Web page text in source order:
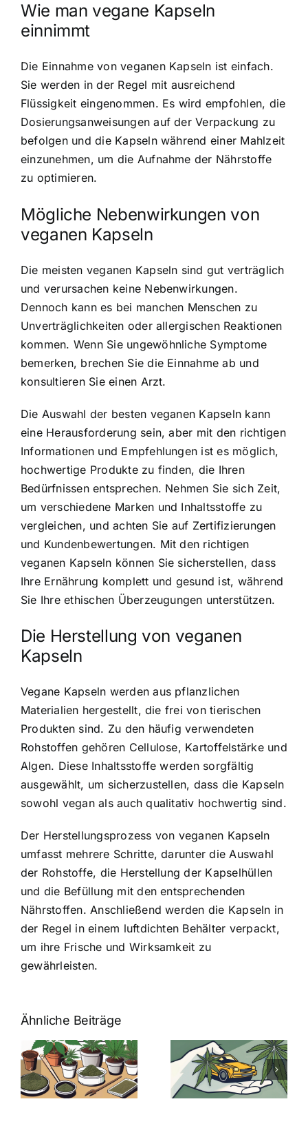
Wie man vegane Kapseln
einnimmt
Die Einnahme von veganen Kapseln ist einfach.
Sie werden in der Regel mit ausreichend
Flüssigkeit eingenommen. Es wird empfohlen, die
Dosierungsanweisungen auf der Verpackung zu
befolgen und die Kapseln während einer Mahlzeit
einzunehmen, um die Aufnahme der Nährstoffe
zu optimieren.
Mögliche Nebenwirkungen von
veganen Kapseln
Die meisten veganen Kapseln sind gut verträglich
und verursachen keine Nebenwirkungen.
Dennoch kann es bei manchen Menschen zu
Unverträglichkeiten oder allergischen Reaktionen
kommen. Wenn Sie ungewöhnliche Symptome
bemerken, brechen Sie die Einnahme ab und
konsultieren Sie einen Arzt.
Die Auswahl der besten veganen Kapseln kann
eine Herausforderung sein, aber mit den richtigen
Informationen und Empfehlungen ist es möglich,
hochwertige Produkte zu finden, die Ihren
Bedürfnissen entsprechen. Nehmen Sie sich Zeit,
um verschiedene Marken und Inhaltsstoffe zu
vergleichen, und achten Sie auf Zertifizierungen
und Kundenbewertungen. Mit den richtigen
veganen Kapseln können Sie sicherstellen, dass
Ihre Ernährung komplett und gesund ist, während
Sie Ihre ethischen Überzeugungen unterstützen.
Die Herstellung von veganen
Kapseln
Vegane Kapseln werden aus pflanzlichen
Materialien hergestellt, die frei von tierischen
Produkten sind. Zu den häufig verwendeten
Rohstoffen gehören Cellulose, Kartoffelstärke und
Algen. Diese Inhaltsstoffe werden sorgfältig
ausgewählt, um sicherzustellen, dass die Kapseln
sowohl vegan als auch qualitativ hochwertig sind.
Der Herstellungsprozess von veganen Kapseln
umfasst mehrere Schritte, darunter die Auswahl
der Rohstoffe, die Herstellung der Kapselhüllen
und die Befüllung mit den entsprechenden
Nährstoffen. Anschließend werden die Kapseln in
der Regel in einem luftdichten Behälter verpackt,
um ihre Frische und Wirksamkeit zu
gewährleisten.
Ähnliche Beiträge
Neue THC-
Grenzwert-
Regelung:
Was Sie über
Cannabis und
Cannabis
Samen
kaufen: Alles
was Sie